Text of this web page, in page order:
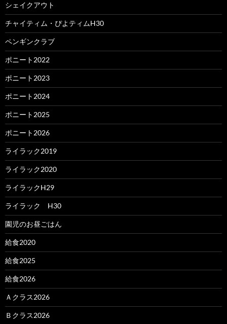
シェイクアウト
チャイティム・ぴよティムH30
ペンギンクラブ
ポニート2022
ポニート2023
ポニート2024
ポニート2025
ポニート2026
ライラック2019
ライラック2020
ライラックH29
ライラック H30
園児のお昼ごはん
給食2020
給食2025
給食2026
Ａクラス2026
Ｂクラス2026